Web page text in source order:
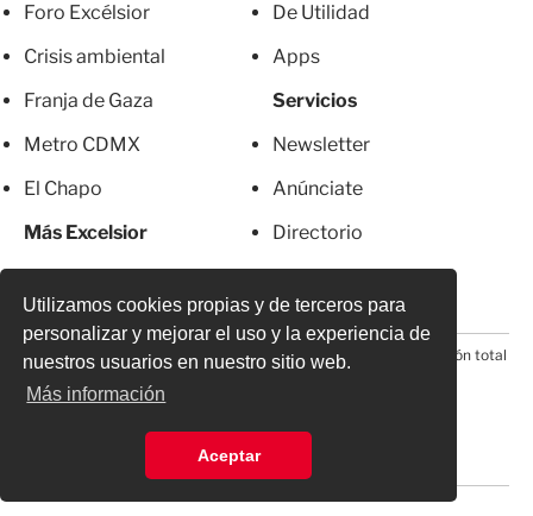
Utilizamos cookies propias y de terceros para
personalizar y mejorar el uso y la experiencia de
nuestros usuarios en nuestro sitio web.
Más información
Aceptar
Foro Excélsior
Crisis ambiental
Franja de Gaza
Metro CDMX
El Chapo
Más Excelsior
De Utilidad
Apps
Servicios
Newsletter
Anúnciate
Directorio
© 2026 Todos los derechos reservados. Prohibida la reproducción total
o parcial, incluyendo cualquier medio electrónico*